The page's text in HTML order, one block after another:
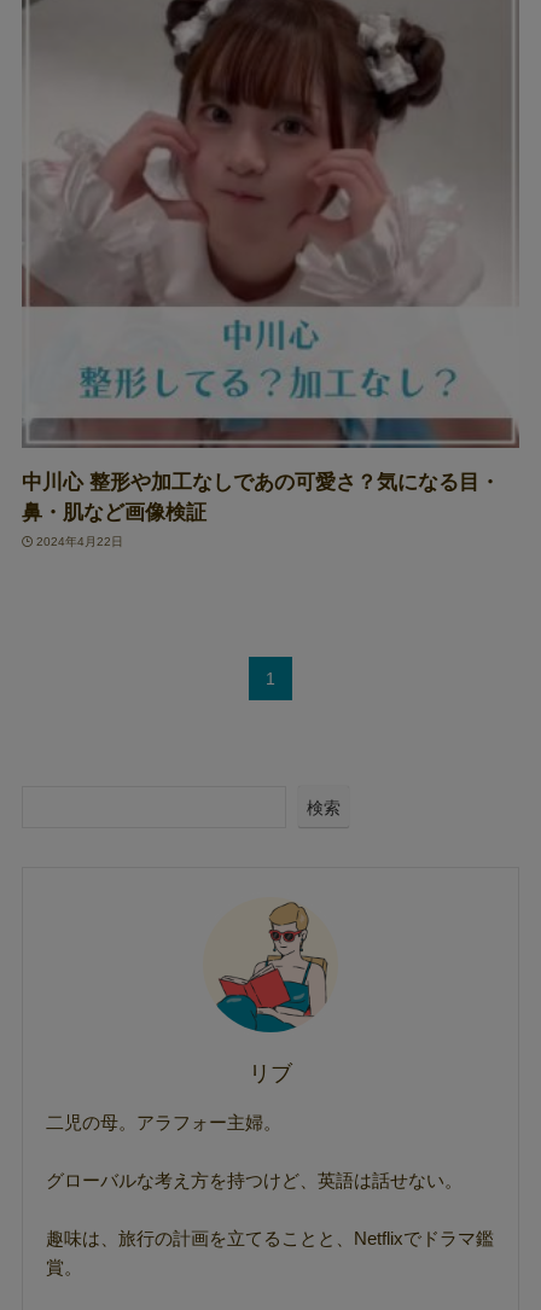
中川心 整形や加工なしであの可愛さ？気になる目・
鼻・肌など画像検証
2024年4月22日
1
検索
リブ
二児の母。アラフォー主婦。
グローバルな考え方を持つけど、英語は話せない。
趣味は、旅行の計画を立てることと、Netflixでドラマ鑑
賞。